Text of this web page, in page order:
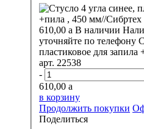
610,00 a В наличии
уточняйте по телефону
пластиковое для
арт. 22538
-
610,00 a
в корзину
Продолжить покупки
Поделиться